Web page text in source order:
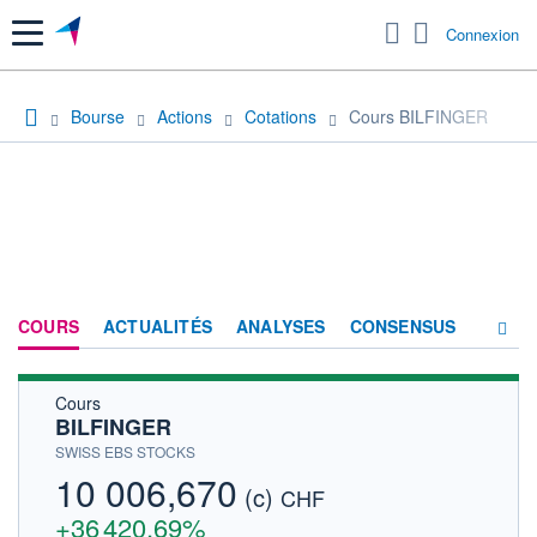
Menu Connexion
Bourse Actions Cotations Cours BILFINGER
COURS ACTUALITÉS ANALYSES CONSENSUS
ACTIONNAIRES
Cours
BILFINGER
SWISS EBS STOCKS
10 006,670 (c) CHF
+36 420,69%